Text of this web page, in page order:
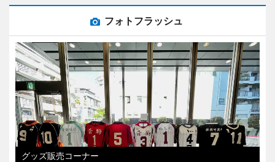
フォトフラッシュ
グッズ販売コーナー